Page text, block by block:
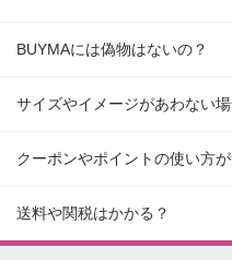
BUYMAには偽物はないの？
サイズやイメージがあわない
クーポンやポイントの使い方
送料や関税はかかる？